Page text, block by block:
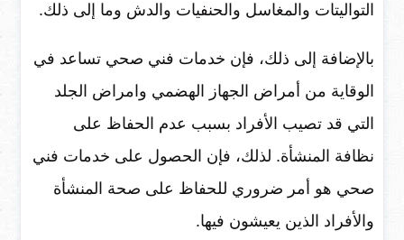
التواليتات والمغاسل والحنفيات والدش وما إلى ذلك.
بالإضافة إلى ذلك، فإن خدمات فني صحي تساعد في
الوقاية من أمراض الجهاز الهضمي وامراض الجلد
التي قد تصيب الأفراد بسبب عدم الحفاظ على
نظافة المنشأة. لذلك، فإن الحصول على خدمات فني
صحي هو أمر ضروري للحفاظ على صحة المنشأة
والأفراد الذين يعيشون فيها.